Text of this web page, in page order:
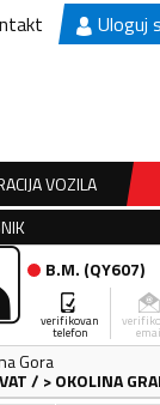
Uloguj
VOZILA
B.M. (QY607)
verifikovan
telefon
Gora
/ > OKOLINA